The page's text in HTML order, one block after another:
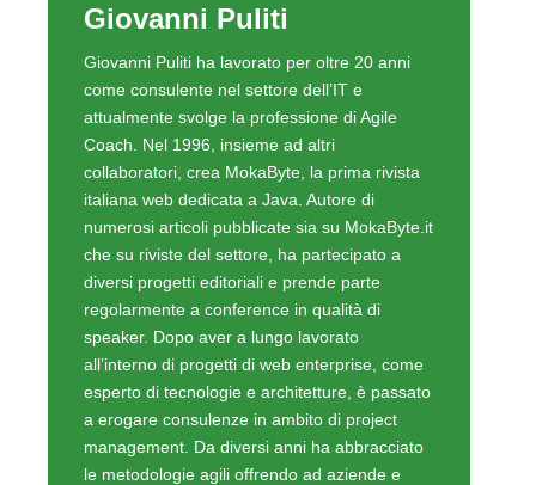
Giovanni Puliti
Giovanni Puliti ha lavorato per oltre 20 anni
come consulente nel settore dell’IT e
attualmente svolge la professione di Agile
Coach. Nel 1996, insieme ad altri
collaboratori, crea MokaByte, la prima rivista
italiana web dedicata a Java. Autore di
numerosi articoli pubblicate sia su MokaByte.it
che su riviste del settore, ha partecipato a
diversi progetti editoriali e prende parte
regolarmente a conference in qualità di
speaker. Dopo aver a lungo lavorato
all’interno di progetti di web enterprise, come
esperto di tecnologie e architetture, è passato
a erogare consulenze in ambito di project
management. Da diversi anni ha abbracciato
le metodologie agili offrendo ad aziende e